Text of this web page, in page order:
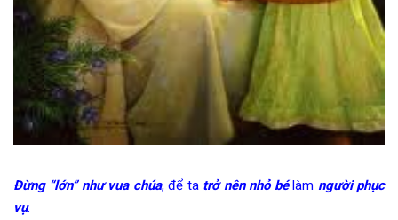
Đừng “lớn” như vua chúa, để ta trở nên nhỏ bélàm người phục
vụ.